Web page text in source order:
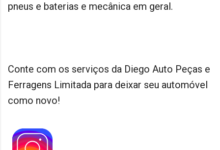
pneus e baterias e mecânica em geral.
Conte com os serviços da Diego Auto Peças e
Ferragens Limitada para deixar seu automóvel
como novo!